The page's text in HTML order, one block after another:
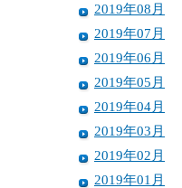
2019年08月
2019年07月
2019年06月
2019年05月
2019年04月
2019年03月
2019年02月
2019年01月